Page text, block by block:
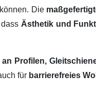
Die
Ästhetik und
an Profilen,
für barrierefreies